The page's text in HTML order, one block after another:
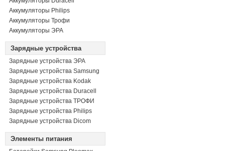
Аккумуляторы Philips
Аккумуляторы Трофи
Аккумуляторы ЭРА
Зарядные устройства
Зарядные устройства ЭРА
Зарядные устройства Samsung
Зарядные устройства Kodak
Зарядные устройства Duracell
Зарядные устройства ТРОФИ
Зарядные устройства Philips
Зарядные устройства Dicom
Элементы питания